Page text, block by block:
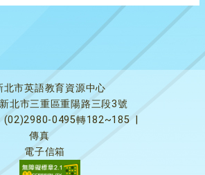
北市英語教育資源中心
北市三重區重陽路三段3號
(02)2980-0495轉182~185
傳真
電子信箱